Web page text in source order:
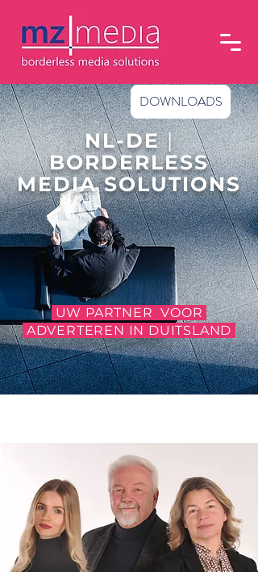
DOWNLOADS
NL-DE|
BORDERLESS
MEDIA SOLUTIONS
UW PARTNER VOOR
ADVERTEREN IN DUITSLAND